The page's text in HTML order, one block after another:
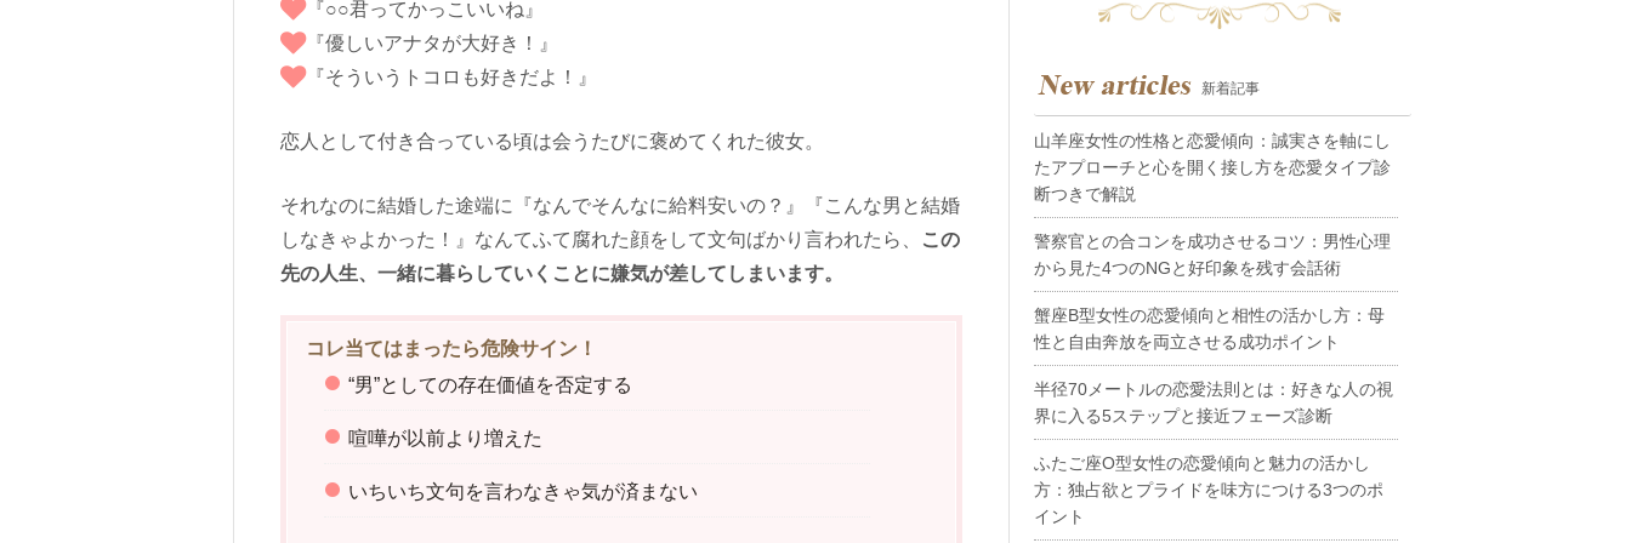
『○○君ってかっこいいね』
『優しいアナタが大好き！』
『そういうトコロも好きだよ！』
恋人として付き合っている頃は会うたびに褒めてくれた彼女。
それなのに結婚した途端に『なんでそんなに給料安いの？』『こんな男と結婚
しなきゃよかった！』なんてふて腐れた顔をして文句ばかり言われたら、
この
先の人生、一緒に暮らしていくことに嫌気が差してしまいます。
コレ当てはまったら危険サイン！
“男”としての存在価値を否定する
喧嘩が以前より増えた
いちいち文句を言わなきゃ気が済まない
新着記事
山羊座女性の性格と恋愛傾向：誠実さを軸にし
たアプローチと心を開く接し方を恋愛タイプ診
断つきで解説
警察官との合コンを成功させるコツ：男性心理
から見た4つのNGと好印象を残す会話術
蟹座B型女性の恋愛傾向と相性の活かし方：母
性と自由奔放を両立させる成功ポイント
半径70メートルの恋愛法則とは：好きな人の視
界に入る5ステップと接近フェーズ診断
ふたご座O型女性の恋愛傾向と魅力の活かし
方：独占欲とプライドを味方につける3つのポ
イント